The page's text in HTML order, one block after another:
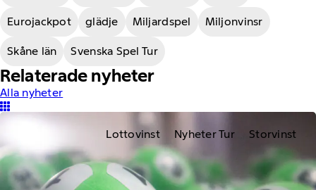
Eurojackpot glädje Miljardspel Miljonvinsr
Skåne län Svenska Spel Tur
Relaterade nyheter
Alla nyheter
Lottovinst Nyheter Tur Storvinst